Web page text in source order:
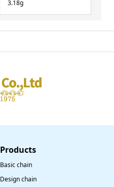
3.18g
​Products
Basic chain
Design chain